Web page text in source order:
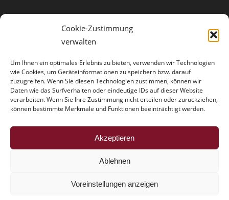
Cookie-Zustimmung
verwalten
Um Ihnen ein optimales Erlebnis zu bieten, verwenden wir Technologien
wie Cookies, um Geräteinformationen zu speichern bzw. darauf
zuzugreifen. Wenn Sie diesen Technologien zustimmen, können wir
Daten wie das Surfverhalten oder eindeutige IDs auf dieser Website
verarbeiten. Wenn Sie Ihre Zustimmung nicht erteilen oder zurückziehen,
können bestimmte Merkmale und Funktionen beeinträchtigt werden.
Akzeptieren
Ablehnen
Voreinstellungen anzeigen
Der Trouble mit der Vollmacht